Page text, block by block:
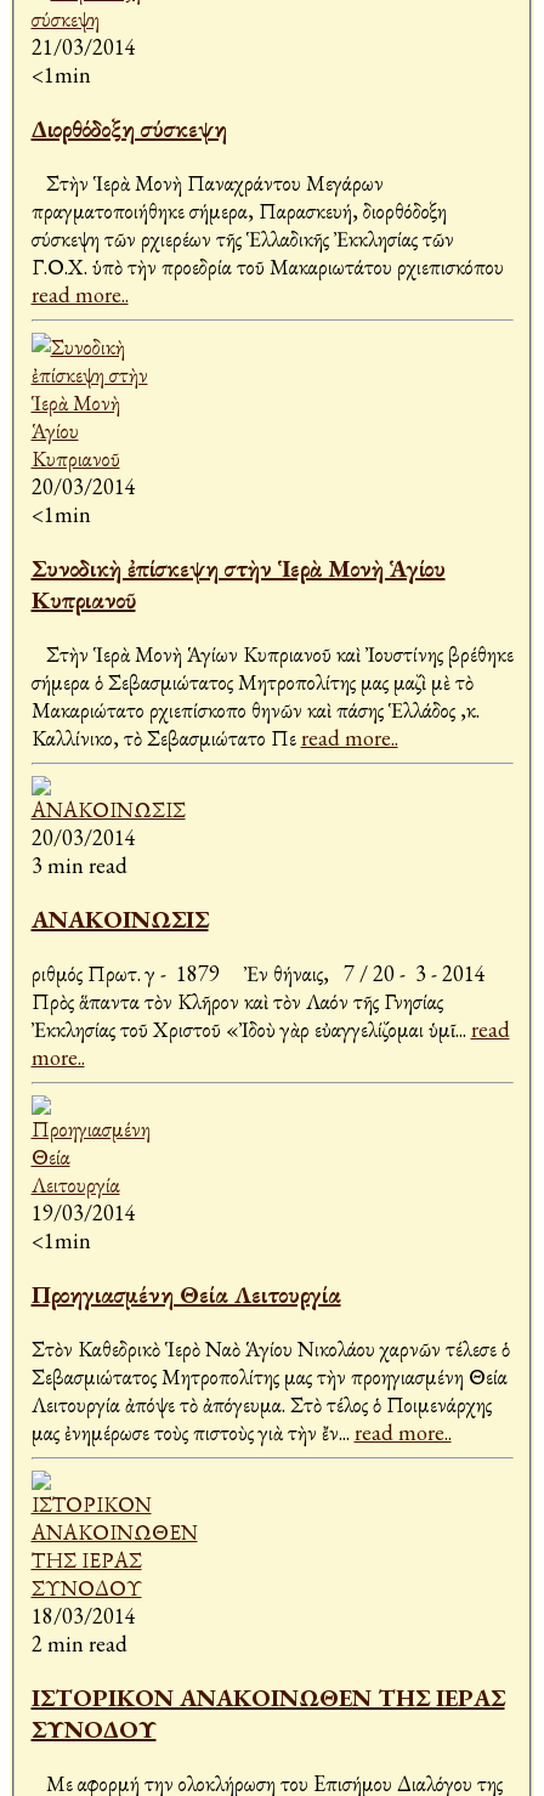
21/03/2014
<1min
Διορθόδοξη σύσκεψη
Στὴν Ἱερὰ Μονὴ Παναχράντου Μεγάρων
πραγματοποιήθηκε σήμερα, Παρασκευή, διορθόδοξη
σύσκεψη τῶν Ἀρχιερέων τῆς Ἑλλαδικῆς Ἐκκλησίας τῶν
Γ.Ο.Χ. ὑπὸ τὴν προεδρία τοῦ Μακαριωτάτου Ἀρχιεπισκόπου
read more..
20/03/2014
<1min
Συνοδικὴ ἐπίσκεψη στὴν Ἱερὰ Μονὴ Ἁγίου
Κυπριανοῦ
Στὴν Ἱερὰ Μονὴ Ἁγίων Κυπριανοῦ καὶ Ἰουστίνης βρέθηκε
σήμερα ὁ Σεβασμιώτατος Μητροπολίτης μας μαζὶ μὲ τὸ
Μακαριώτατο Ἀρχιεπίσκοπο Ἀθηνῶν καὶ πάσης Ἑλλάδος ,κ.
Καλλίνικο, τὸ Σεβασμιώτατο Πεread more..
20/03/2014
3 min read
ΑΝΑΚΟΙΝΩΣΙΣ
Ἀριθμός Πρωτ. γ - 1879 Ἐν Ἀθήναις, 7 / 20 - 3 - 2014
Πρὸς ἅπαντα τὸν Κλῆρον καὶ τὸν Λαόν τῆς Γνησίας
Ἐκκλησίας τοῦ Χριστοῦ «Ἰδοὺ γὰρ εὐαγγελίζομαι ὑμῖ... read
more..
19/03/2014
<1min
Προηγιασμένη Θεία Λειτουργία
Στὸν Καθεδρικὸ Ἱερὸ Ναὸ Ἁγίου Νικολάου Ἀχαρνῶν τέλεσε ὁ
Σεβασμιώτατος Μητροπολίτης μας τὴν προηγιασμένη Θεία
Λειτουργία ἀπόψε τὸ ἀπόγευμα. Στὸ τέλος ὁ Ποιμενάρχης
μας ἐνημέρωσε τοὺς πιστοὺς γιὰ τὴν ἔν... read more..
18/03/2014
2 min read
ΙΣΤΟΡΙΚΟΝ ΑΝΑΚΟΙΝΩΘΕΝ ΤΗΣ ΙΕΡΑΣ
ΣΥΝΟΔΟΥ
Με αφορμή την ολοκλήρωση του Eπισήμου Διαλόγου της